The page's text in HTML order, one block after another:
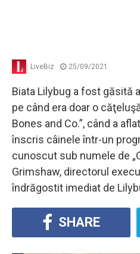
LiveBiz 25/09/2021
Biata Lilybug a fost găsită
pe când era doar o
Bones and Co.”, când a
înscris câinele într-un
cunoscut sub numele de
Grimshaw, directorul
îndrăgostit imediat de
SHARE